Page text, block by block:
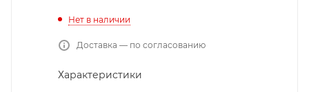
Нет в наличии
Доставка — по согласованию
Характеристики